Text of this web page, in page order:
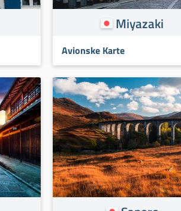
Miyazaki
Avionske Karte